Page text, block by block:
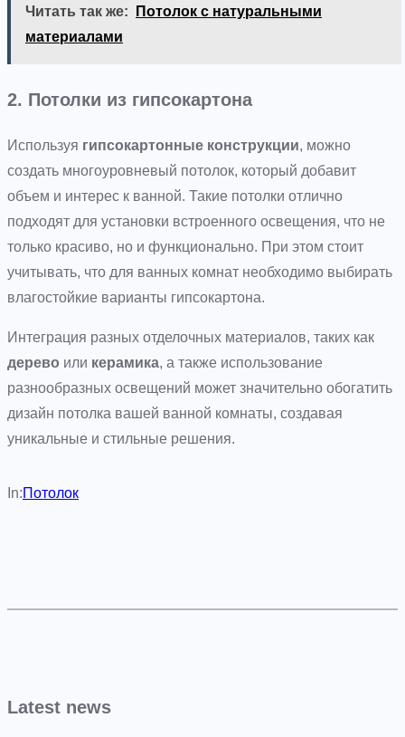
Читать так же:
Потолок с натуральными
материалами
2. Потолки из гипсокартона
Используя гипсокартонные конструкции, можно
создать многоуровневый потолок, который добавит
объем и интерес к ванной. Такие потолки отлично
подходят для установки встроенного освещения, что не
только красиво, но и функционально. При этом стоит
учитывать, что для ванных комнат необходимо выбирать
влагостойкие варианты гипсокартона.
Интеграция разных отделочных материалов, таких как
дерево или керамика, а также использование
разнообразных освещений может значительно обогатить
дизайн потолка вашей ванной комнаты, создавая
уникальные и стильные решения.
In:Потолок
Latest news